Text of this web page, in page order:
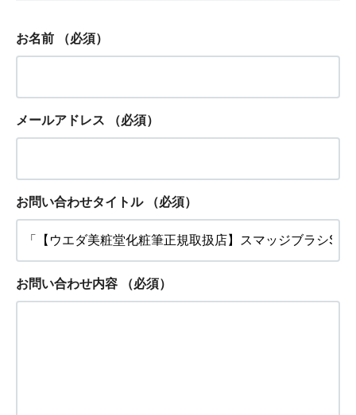
お名前 （必須）
メールアドレス （必須）
お問い合わせタイトル （必須）
お問い合わせ内容 （必須）